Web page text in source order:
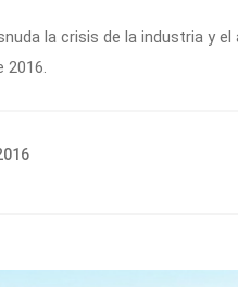
la crisis de la industria y el
2016.